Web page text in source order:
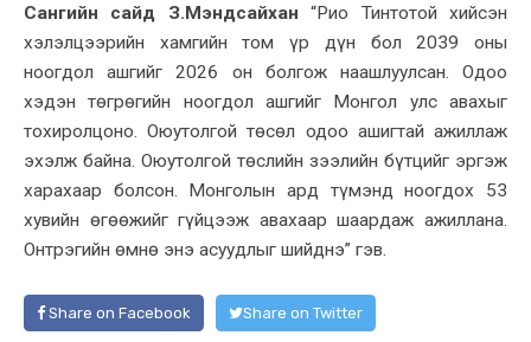
Сангийн сайд З.Мэндсайхан “Рио Тинтотой хийсэн
хэлэлцээрийн хамгийн том үр дүн бол 2039 оны
ноогдол ашгийг 2026 он болгож наашлуулсан. Одоо
хэдэн төгрөгийн ноогдол ашгийг Монгол улс авахыг
тохиролцоно. Оюутолгой төсөл одоо ашигтай ажиллаж
эхэлж байна. Оюутолгой төслийн зээлийн бүтцийг эргэж
харахаар болсон. Монголын ард түмэнд ноогдох 53
хувийн өгөөжийг гүйцээж авахаар шаардаж ажиллана.
Онтрэгийн өмнө энэ асуудлыг шийднэ” гэв.
Share on Facebook Share on Twitter